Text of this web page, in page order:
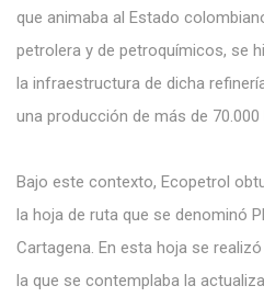
que animaba al Estado
petrolera y de petroquímicos, se
la infraestructura de dicha
una producción de más de 70.000
Bajo este contexto, Ecopetrol
la hoja de ruta que se denominó
Cartagena. En esta hoja se
la que se contemplaba la